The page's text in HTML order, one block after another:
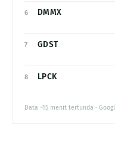
6 DMMX
7 GDST
8 LPCK
Data ~15 menit tertunda ·